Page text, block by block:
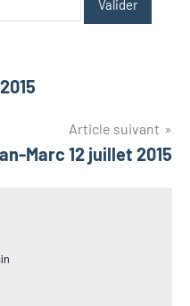
Article suivant
Marc 12 juillet 2015